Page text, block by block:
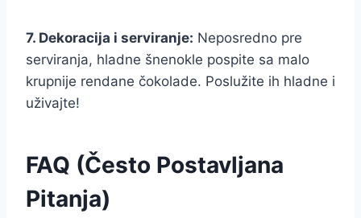
7. Dekoracija i serviranje: Neposredno pre
serviranja, hladne šnenokle pospite sa malo
krupnije rendane čokolade. Poslužite ih hladne i
uživajte!
FAQ (Često Postavljana
Pitanja)